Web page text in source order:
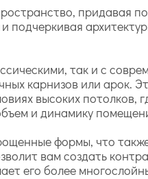
придавая
подчеркивая
так и с
карнизов или арок.
высоких потолков,
и динамику
формы, что
вам создать
его более